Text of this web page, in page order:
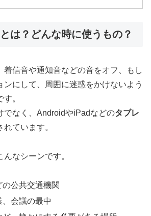
は？どんな時に使うもの？
着信音や通知音などの音をオフ、もし
ンにして、周囲に迷惑をかけないよう
。
でなく、AndroidやiPadなどのタブレ
れています。
なシーンです。
公共交通機関
会議の最中